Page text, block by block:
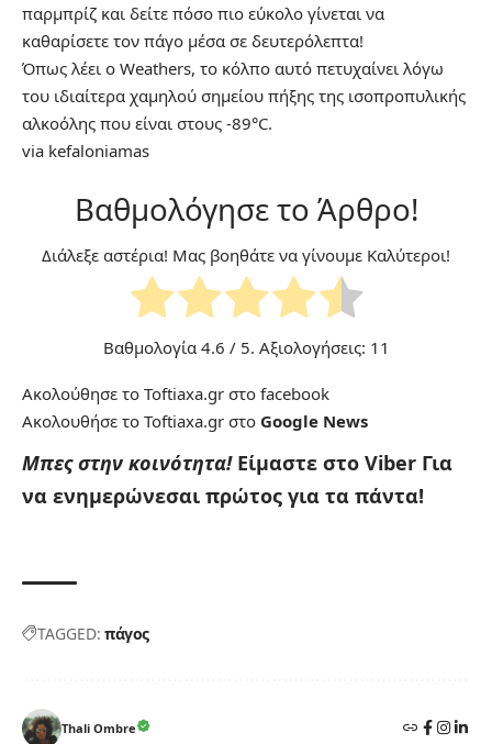
παρμπρίζ και δείτε πόσο πιο εύκολο γίνεται να
καθαρίσετε τον πάγο μέσα σε δευτερόλεπτα!
Όπως λέει ο Weathers, το κόλπο αυτό πετυχαίνει λόγω
του ιδιαίτερα χαμηλού σημείου πήξης της ισοπροπυλικής
αλκοόλης που είναι στους -89°C.
via kefaloniamas
Βαθμολόγησε το Άρθρο!
Διάλεξε αστέρια! Μας βοηθάτε να γίνουμε Καλύτεροι!
Βαθμολογία 4.6 / 5. Αξιολογήσεις: 11
Ακολούθησε το Toftiaxa.gr στο facebook
Ακολουθήσε το Toftiaxa.gr στο Google News
Μπες στην κοινότητα! Είμαστε στο Viber Για
να ενημερώνεσαι πρώτος για τα πάντα!
TAGGED: πάγος
Thali Ombre